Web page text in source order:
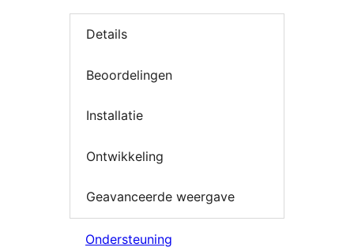
Details
Beoordelingen
Installatie
Ontwikkeling
Geavanceerde weergave
Ondersteuning